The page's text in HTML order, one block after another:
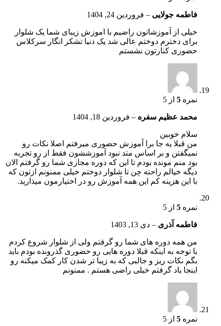
فاطمه جولایی – فروردین 24, 1404
خیلی از آموزشاتون راضیم با اموزش زیبای شما یک شلوار
برای دخترم دوختم عالی شد یک دنیا تشکر انگار سرکلاس
حضوری کنارتون نشستم
نمره 5 از 5
محمد عظیم سفره – فروردین 18, 1404
سلام خوبین
من قبلا یه جا برا آموزش حضوری میرفتم اصلا نکات رو
نمیگفتن و بر اساس متد نبود آموزششون فقط از رو تجربه
بود منم مونده بودم تا این که دوره مجازی شما رو گرفتم الان
دیگه خیالم راحته چن تا شلوار دوختم خیلی ممنونم ازتون که
با این هزینه کم این همه آموزش رو در اختیارمون میذارید.
نمره 5 از 5
فاطمه آذری – دی 13, 1403
من همه دوره های شما رو گرفتم ولی از شلوار شروع کردم
با توجه به اینکه قبلا دوره هایی رو حضوری گذرونده بودم باید
بگم نکات ریز و جالبی که به زیبا تر شدن کار کمک میکنه رو
اینجا یاد گرفتم خیلی راضی هستم . ممنونم
نمره 5 از 5